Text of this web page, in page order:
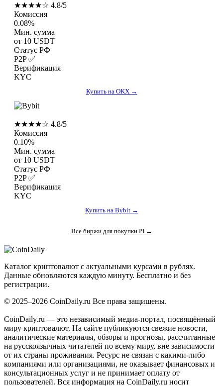
★★★★☆ 4.8/5
Комиссия
0.08%
Мин. сумма
от 10 USDT
Статус РФ
P2P ✅
Верификация
KYC
Купить на OKX →
★★★★☆ 4.8/5
Комиссия
0.10%
Мин. сумма
от 10 USDT
Статус РФ
P2P ✅
Верификация
KYC
Купить на Bybit →
Все биржи для покупки PI →
Каталог криптовалют с актуальными курсами в рублях.
Данные обновляются каждую минуту. Бесплатно и без
регистрации.
© 2025–2026 CoinDaily.ru Все права защищены.
CoinDaily.ru — это независимый медиа-портал, посвящённый
миру криптовалют. На сайте публикуются свежие новости,
аналитические материалы, обзоры и прогнозы, рассчитанные
на русскоязычных читателей по всему миру, вне зависимости
от их страны проживания. Ресурс не связан с какими-либо
компаниями или организациями, не оказывает финансовых и
консультационных услуг и не принимает оплату от
пользователей. Вся информация на CoinDaily.ru носит